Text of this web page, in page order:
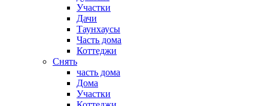
Участки
Дачи
Таунхаусы
Часть дома
Коттеджи
Снять
часть дома
Дома
Участки